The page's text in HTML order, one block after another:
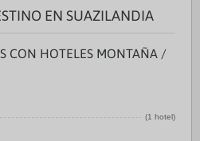
EN SUAZILANDIA
CON HOTELES MONTAÑA /
(1 hotel)